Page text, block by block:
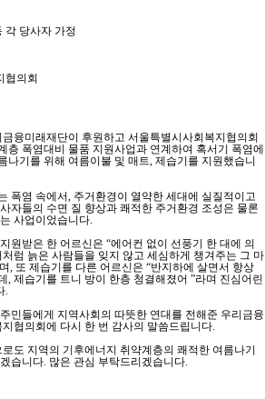
각 당사자 가정
협의회
융미래재단이 후원하고 서울특별시사회복지협의회
층 폭염대비 물품 지원사업과 연계하여 혹서기 폭염에
나기를 위해 여름이불 및 매트, 제습기를 지원했습니
폭염 속에서, 주거환경이 열약한 세대에 실질적이고
자들의 수면 질 향상과 쾌적한 주거환경 조성은 물론
사업이었습니다.
원받은 한 어르신은 “에어컨 없이 선풍기 한 대에 의
럼 늙은 사람들을 잊지 않고 세심하게 챙겨주는 그 마
, 또 제습기를 다른 어르신은 “반지하에 살면서 항상
, 제습기를 트니 방이 한층 청결해졌어 ”라며 진심어린
.
민들에게 지역사회의 따뜻한 연대를 전해준 우리금융
협의회에 다시 한 번 감사의 말씀드립니다.
도 지역의 기후에너지 취약계층의 쾌적한 여름나기
습니다. 많은 관심 부탁드리겠습니다.